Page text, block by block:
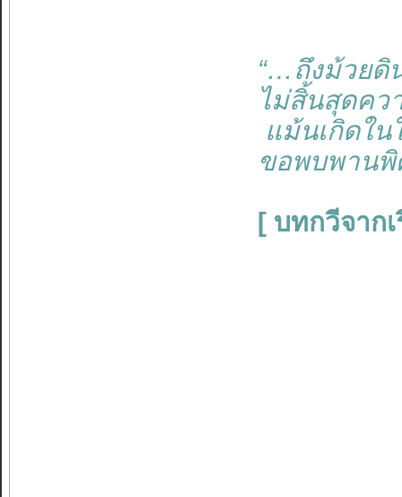
“…ถึงม้วยดิ
ไม่สิ้นสุดคว
แม้นเกิดใน
ขอพบพาน
[ บทกวีจาก